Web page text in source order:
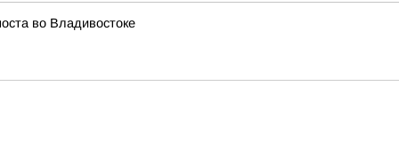
во Владивостоке